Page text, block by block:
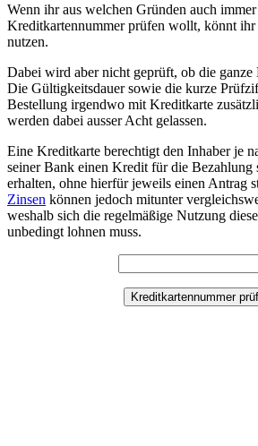
Wenn ihr aus welchen Gründen auch
Kreditkartennummer prüfen wollt, könnt ihr
nutzen.
Dabei wird aber nicht geprüft, ob die
Die Gültigkeitsdauer sowie die kurze
Bestellung irgendwo mit Kreditkarte
werden dabei ausser Acht gelassen.
Eine Kreditkarte berechtigt den Inhaber je
seiner Bank einen Kredit für die Bezahlung
erhalten, ohne hierfür jeweils einen Antrag
Zinsen können jedoch mitunter
weshalb sich die regelmäßige Nutzung
unbedingt lohnen muss.